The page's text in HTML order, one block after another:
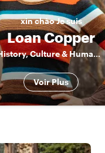
xin chàoJe suis
Loan Copper
History, Culture & Human Stories of Vietnam
Voir Plus